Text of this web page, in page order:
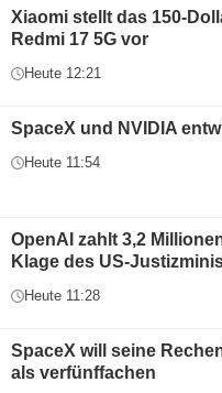
Xiaomi stellt das 150-
Redmi 17 5G vor
Heute 12:21
SpaceX und NVIDIA
Heute 11:54
OpenAI zahlt 3,2
Klage des US-
Heute 11:28
SpaceX will seine
als verfünffachen